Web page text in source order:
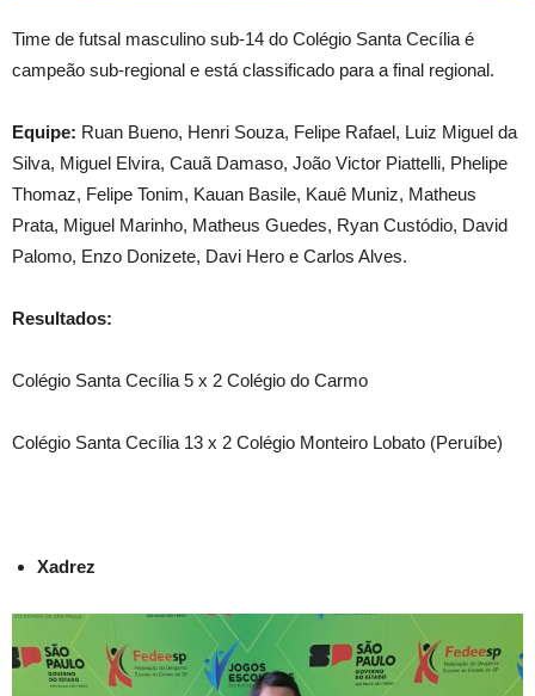
Time de futsal masculino sub-14 do Colégio Santa Cecília é
campeão sub-regional e está classificado para a final regional.
Equipe: Ruan Bueno, Henri Souza, Felipe Rafael, Luiz Miguel da
Silva, Miguel Elvira, Cauã Damaso, João Victor Piattelli, Phelipe
Thomaz, Felipe Tonim, Kauan Basile, Kauê Muniz, Matheus
Prata, Miguel Marinho, Matheus Guedes, Ryan Custódio, David
Palomo, Enzo Donizete, Davi Hero e Carlos Alves.
Resultados:
Colégio Santa Cecília 5 x 2 Colégio do Carmo
Colégio Santa Cecília 13 x 2 Colégio Monteiro Lobato (Peruíbe)
Xadrez